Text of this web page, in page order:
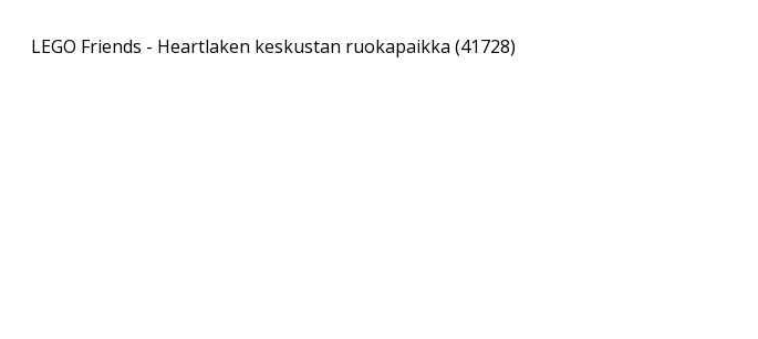
LEGO Friends - Heartlaken keskustan ruokapaikka (41728)